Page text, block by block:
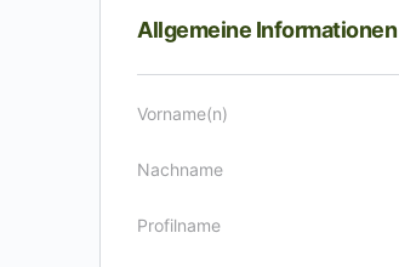
Allgemeine Informationen
Vorname(n)
Nachname
Profilname